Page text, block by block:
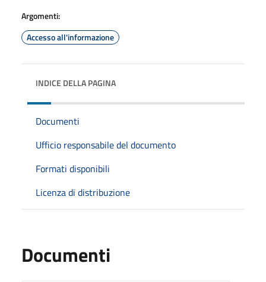
Argomenti:
Accesso all'informazione
INDICE DELLA PAGINA
Documenti
Ufficio responsabile del documento
Formati disponibili
Licenza di distribuzione
Documenti